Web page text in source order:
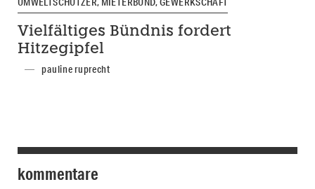
Vielfältiges Bündnis fordert
Hitzegipfel
pauline ruprecht
kommentare